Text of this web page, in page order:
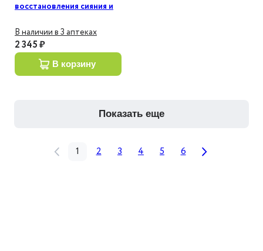
восстановления сияния и
50 мл
В наличии в 3 аптеках
2 345 ₽
в корзину
показать еще
1 2 3 4 5 6